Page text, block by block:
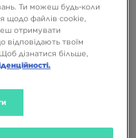
Ти можеш будь-коли
щодо файлів cookie,
отримувати
відповідають твоїм
дізнатися більше,